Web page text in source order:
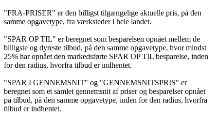
"FRA-PRISER" er den billigst tilgængelige aktuelle pris, på den
samme opgavetype, fra værksteder i hele landet.
"SPAR OP TIL" er beregnet som besparelsen opnået mellem de
billigste og dyreste tilbud, på den samme opgavetype, hvor mindst
25% har opnået den markedsførte SPAR OP TIL besparelse, inden
for den radius, hvorfra tilbud er indhentet.
"SPAR I GENNEMSNIT" og "GENNEMSNITSPRIS" er
beregnet som et samlet gennemsnit af priser og besparelser opnået
på tilbud, på den samme opgavetype, inden for den radius, hvorfra
tilbud er indhentet.